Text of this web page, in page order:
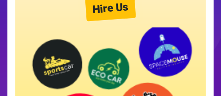
Hire Us